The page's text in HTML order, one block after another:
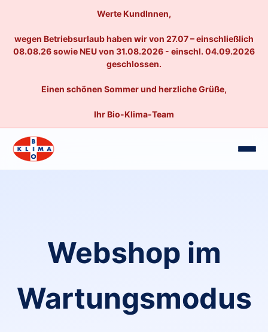
Werte KundInnen,
wegen Betriebsurlaub haben wir von 27.07 – einschließlich
08.08.26 sowie NEU von 31.08.2026 - einschl. 04.09.2026
geschlossen.
Einen schönen Sommer und herzliche Grüße,
Ihr Bio-Klima-Team
Webshop im
Wartungsmodus